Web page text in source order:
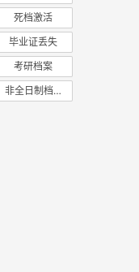
死档激活
毕业证丢失
考研档案
非全日制档案